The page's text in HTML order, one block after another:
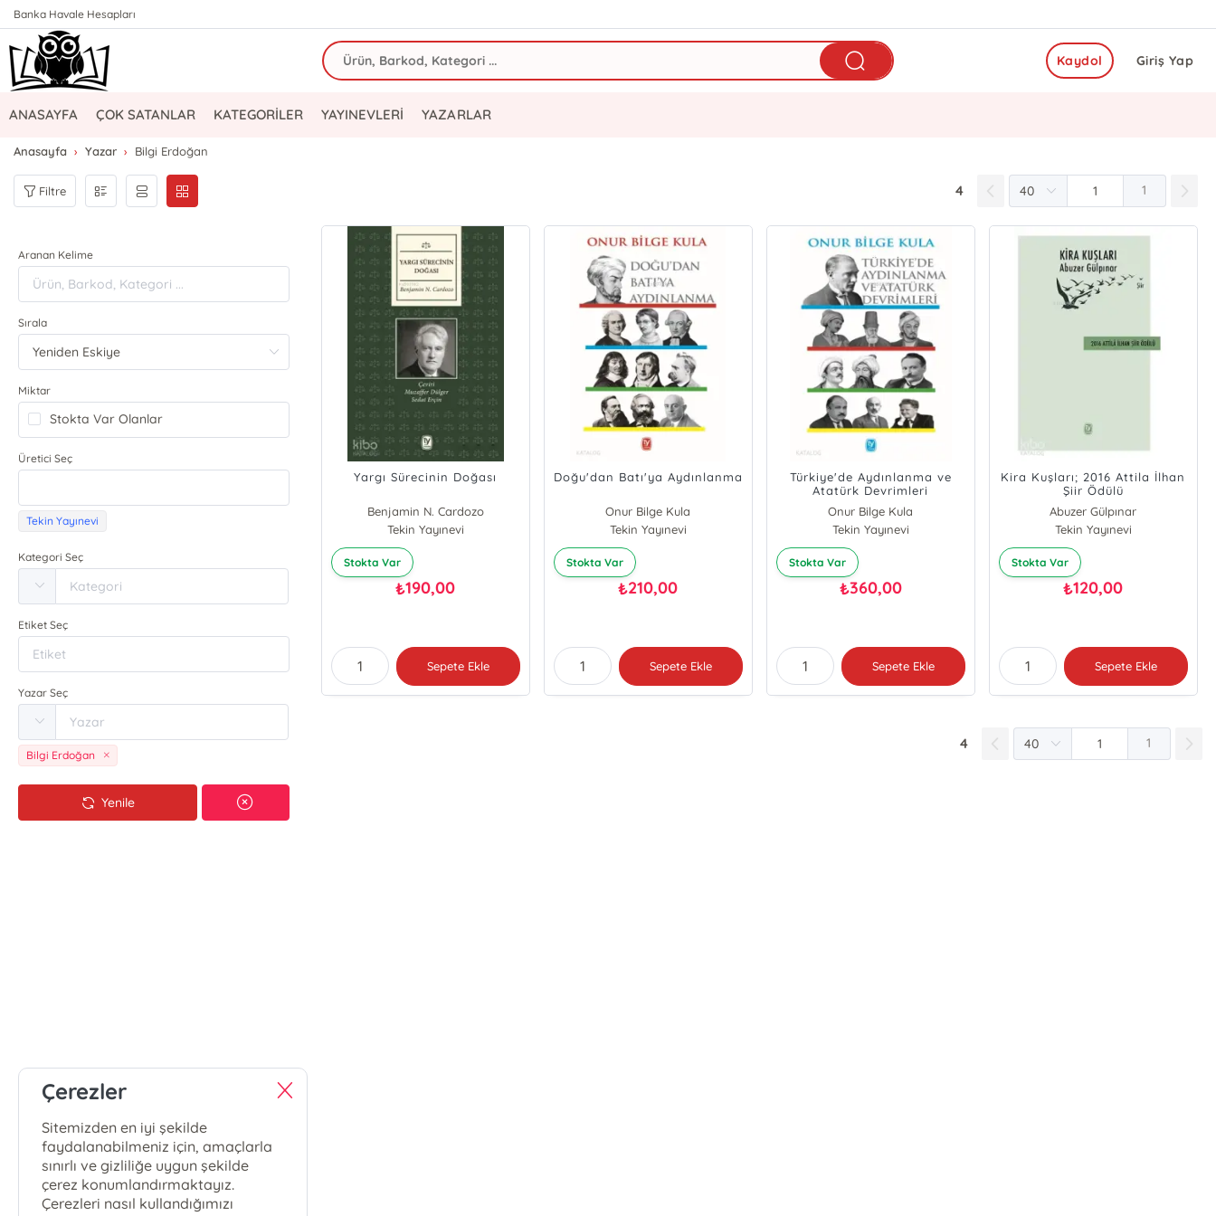
Banka Havale Hesapları
Giriş Yap
Kaydol
ANASAYFA ÇOK SATANLAR KATEGORİLER YAYINEVLERİ YAZARLAR
Anasayfa Yazar Bilgi Erdoğan
Filtre 4 1
Aranan Kelime
Sırala
Miktar
Stokta Var Olanlar
Üretici Seç
Tekin Yayınevi
Kategori Seç
Etiket Seç
Yazar Seç
Bilgi Erdoğan
Yenile
Yargı Sürecinin Doğası
Benjamin N. Cardozo
Tekin Yayınevi
Stokta Var
₺190,00
Sepete Ekle
Doğu'dan Batı'ya Aydınlanma
Onur Bilge Kula
Tekin Yayınevi
Stokta Var
₺210,00
Sepete Ekle
Türkiye'de Aydınlanma ve
Atatürk Devrimleri
Onur Bilge Kula
Tekin Yayınevi
Stokta Var
₺360,00
Sepete Ekle
Kira Kuşları; 2016 Attila İlhan
Şiir Ödülü
Abuzer Gülpınar
Tekin Yayınevi
Stokta Var
₺120,00
Sepete Ekle
4 1
Çerezler
Sitemizden en iyi şekilde
faydalanabilmeniz için, amaçlarla
sınırlı ve gizliliğe uygun şekilde
çerez konumlandırmaktayız.
Çerezleri nasıl kullandığımızı